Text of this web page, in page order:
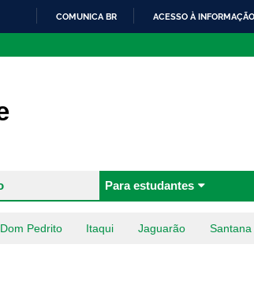
COMUNICA BR ACESSO À INFORMAÇÃO
Para estudantes
Dom Pedrito Itaqui Jaguarão